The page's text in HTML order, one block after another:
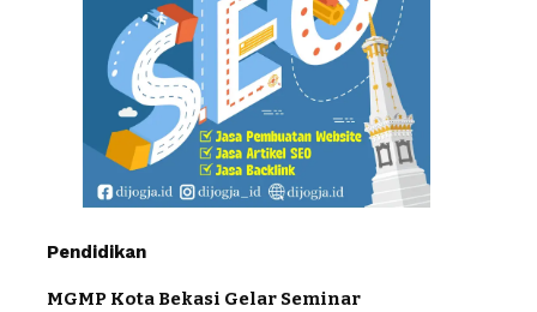
Pendidikan
MGMP Kota Bekasi Gelar Seminar